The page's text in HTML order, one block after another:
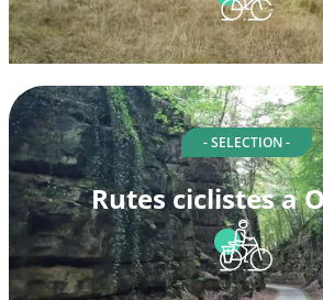
- SELECTION -
Rutes ciclistes a